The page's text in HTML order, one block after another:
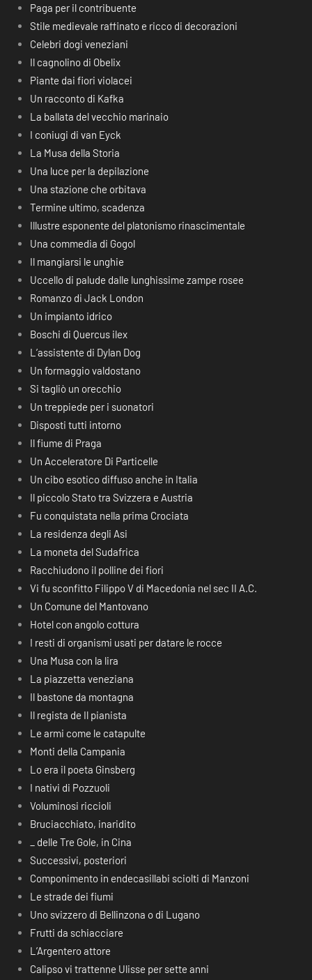
Paga per il contribuente
Stile medievale raffinato e ricco di decorazioni
Celebri dogi veneziani
Il cagnolino di Obelix
Piante dai fiori violacei
Un racconto di Kafka
La ballata del vecchio marinaio
I coniugi di van Eyck
La Musa della Storia
Una luce per la depilazione
Una stazione che orbitava
Termine ultimo, scadenza
Illustre esponente del platonismo rinascimentale
Una commedia di Gogol
Il mangiarsi le unghie
Uccello di palude dalle lunghissime zampe rosee
Romanzo di Jack London
Un impianto idrico
Boschi di Quercus ilex
L’assistente di Dylan Dog
Un formaggio valdostano
Si tagliò un orecchio
Un treppiede per i suonatori
Disposti tutti intorno
Il fiume di Praga
Un Acceleratore Di Particelle
Un cibo esotico diffuso anche in Italia
Il piccolo Stato tra Svizzera e Austria
Fu conquistata nella prima Crociata
La residenza degli Asi
La moneta del Sudafrica
Racchiudono il polline dei fiori
Vi fu sconfitto Filippo V di Macedonia nel sec II A.C.
Un Comune del Mantovano
Hotel con angolo cottura
I resti di organismi usati per datare le rocce
Una Musa con la lira
La piazzetta veneziana
Il bastone da montagna
Il regista de Il pianista
Le armi come le catapulte
Monti della Campania
Lo era il poeta Ginsberg
I nativi di Pozzuoli
Voluminosi riccioli
Bruciacchiato, inaridito
_ delle Tre Gole, in Cina
Successivi, posteriori
Componimento in endecasillabi sciolti di Manzoni
Le strade dei fiumi
Uno svizzero di Bellinzona o di Lugano
Frutti da schiacciare
L’Argentero attore
Calipso vi trattenne Ulisse per sette anni